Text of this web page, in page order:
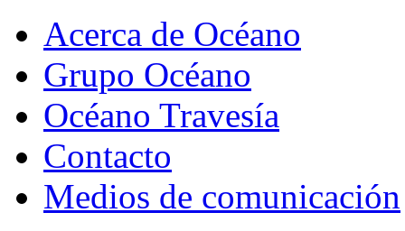
Acerca de Océano
Grupo Océano
Océano Travesía
Contacto
Medios de comunicación